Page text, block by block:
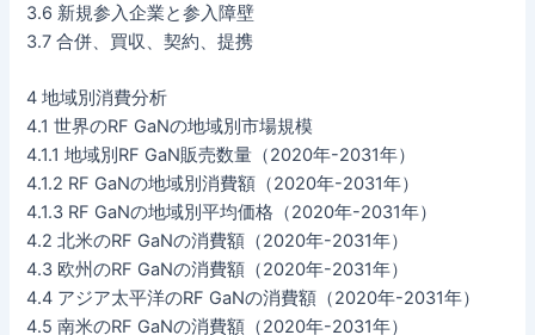
3.6 新規参入企業と参入障壁
3.7 合併、買収、契約、提携
4 地域別消費分析
4.1 世界のRF GaNの地域別市場規模
4.1.1 地域別RF GaN販売数量（2020年-2031年）
4.1.2 RF GaNの地域別消費額（2020年-2031年）
4.1.3 RF GaNの地域別平均価格（2020年-2031年）
4.2 北米のRF GaNの消費額（2020年-2031年）
4.3 欧州のRF GaNの消費額（2020年-2031年）
4.4 アジア太平洋のRF GaNの消費額（2020年-2031年）
4.5 南米のRF GaNの消費額（2020年-2031年）